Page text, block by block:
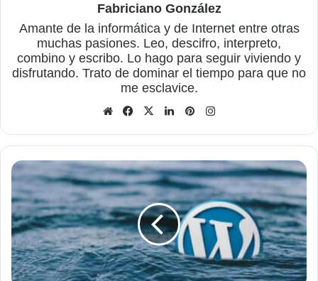
Fabriciano González
Amante de la informática y de Internet entre otras
muchas pasiones. Leo, descifro, interpreto,
combino y escribo. Lo hago para seguir viviendo y
disfrutando. Trato de dominar el tiempo para que no
me esclavice.
Sitio
Facebook
X LinkedInPinterest
Procesos
a
seguir
para
instalar
un
plugin
en